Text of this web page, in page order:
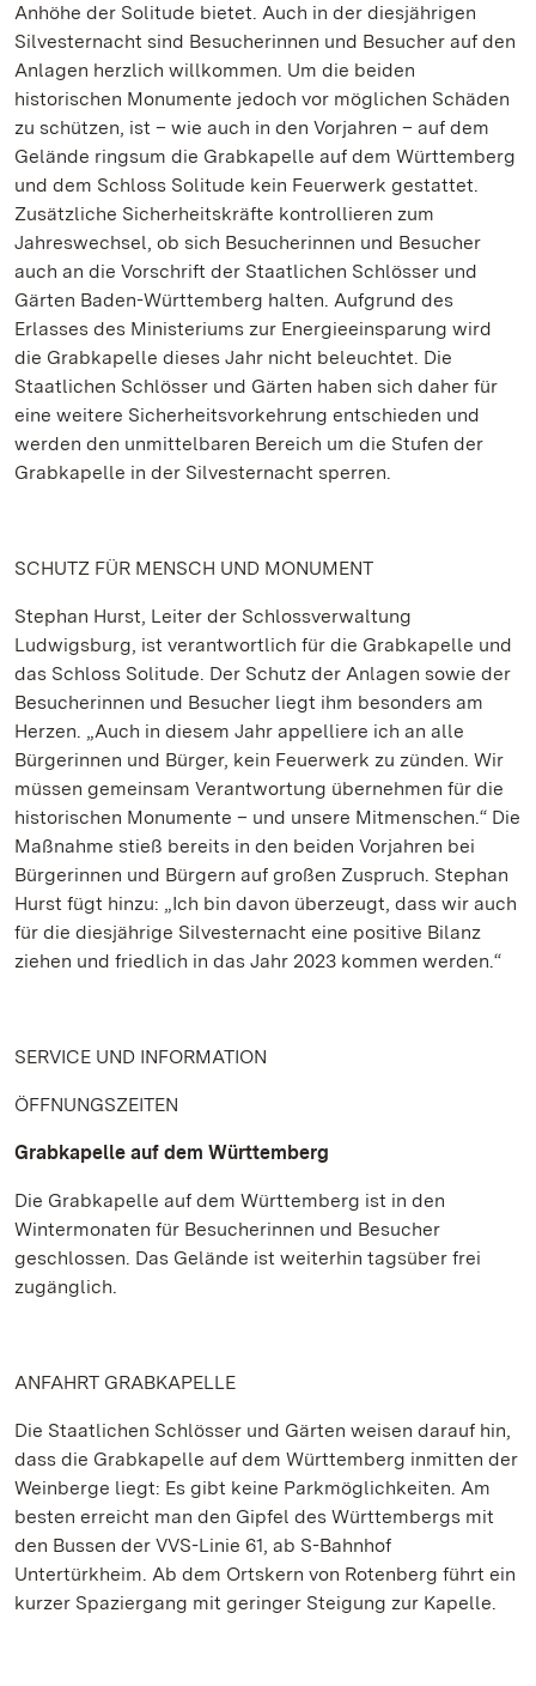
Anhöhe der Solitude bietet. Auch in der diesjährigen
Silvesternacht sind Besucherinnen und Besucher auf den
Anlagen herzlich willkommen. Um die beiden
historischen Monumente jedoch vor möglichen Schäden
zu schützen, ist – wie auch in den Vorjahren – auf dem
Gelände ringsum die Grabkapelle auf dem Württemberg
und dem Schloss Solitude kein Feuerwerk gestattet.
Zusätzliche Sicherheitskräfte kontrollieren zum
Jahreswechsel, ob sich Besucherinnen und Besucher
auch an die Vorschrift der Staatlichen Schlösser und
Gärten Baden-Württemberg halten. Aufgrund des
Erlasses des Ministeriums zur Energieeinsparung wird
die Grabkapelle dieses Jahr nicht beleuchtet. Die
Staatlichen Schlösser und Gärten haben sich daher für
eine weitere Sicherheitsvorkehrung entschieden und
werden den unmittelbaren Bereich um die Stufen der
Grabkapelle in der Silvesternacht sperren.
SCHUTZ FÜR MENSCH UND MONUMENT
Stephan Hurst, Leiter der Schlossverwaltung
Ludwigsburg, ist verantwortlich für die Grabkapelle und
das Schloss Solitude. Der Schutz der Anlagen sowie der
Besucherinnen und Besucher liegt ihm besonders am
Herzen. „Auch in diesem Jahr appelliere ich an alle
Bürgerinnen und Bürger, kein Feuerwerk zu zünden. Wir
müssen gemeinsam Verantwortung übernehmen für die
historischen Monumente – und unsere Mitmenschen.“ Die
Maßnahme stieß bereits in den beiden Vorjahren bei
Bürgerinnen und Bürgern auf großen Zuspruch. Stephan
Hurst fügt hinzu: „Ich bin davon überzeugt, dass wir auch
für die diesjährige Silvesternacht eine positive Bilanz
ziehen und friedlich in das Jahr 2023 kommen werden.“
SERVICE UND INFORMATION
ÖFFNUNGSZEITEN
Grabkapelle auf dem Württemberg
Die Grabkapelle auf dem Württemberg ist in den
Wintermonaten für Besucherinnen und Besucher
geschlossen. Das Gelände ist weiterhin tagsüber frei
zugänglich.
ANFAHRT GRABKAPELLE
Die Staatlichen Schlösser und Gärten weisen darauf hin,
dass die Grabkapelle auf dem Württemberg inmitten der
Weinberge liegt: Es gibt keine Parkmöglichkeiten. Am
besten erreicht man den Gipfel des Württembergs mit
den Bussen der VVS-Linie 61, ab S-Bahnhof
Untertürkheim. Ab dem Ortskern von Rotenberg führt ein
kurzer Spaziergang mit geringer Steigung zur Kapelle.